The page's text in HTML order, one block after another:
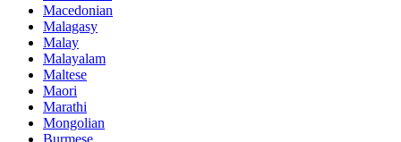
Macedonian
Malagasy
Malay
Malayalam
Maltese
Maori
Marathi
Mongolian